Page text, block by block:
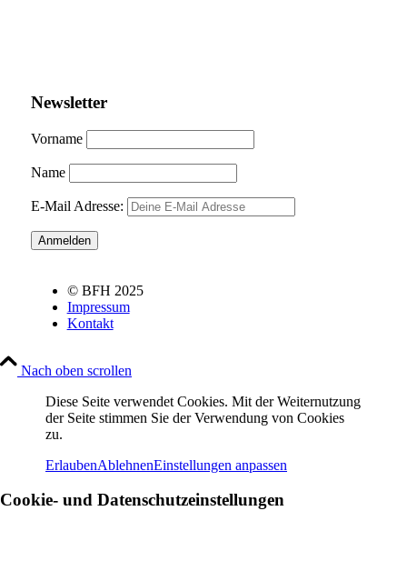
Newsletter
Vorname
Name
E-Mail Adresse:
© BFH 2025
Impressum
Kontakt
Nach oben scrollen
Diese Seite verwendet Cookies. Mit der Weiternutzung
der Seite stimmen Sie der Verwendung von Cookies
zu.
ErlaubenAblehnenEinstellungen anpassen
Cookie- und Datenschutzeinstellungen